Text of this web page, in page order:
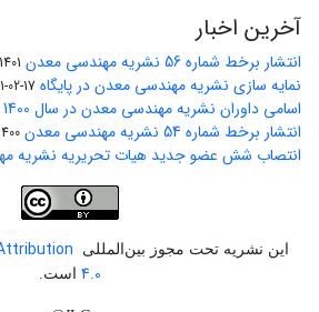
آخرین اخبار
انتشار برخط شماره 56 نشریه مهندسی معدن 1401-04-31
نمایه سازی نشریه مهندسی معدن در پایگاه Research Bib 02-17
اسامی داوران نشریه مهندسی معدن در سال 1400
انتشار برخط شماره 54 نشریه مهندسی معدن 11-17
انتصاب شش عضو جدید هیات تحریریه نشریه
این نشریه تحت مجوز بین‌المللی
4.0 است.